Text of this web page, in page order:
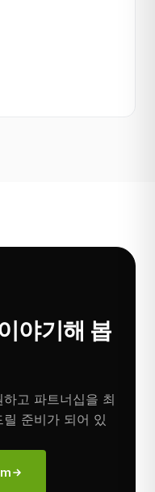
야기해 봅
고 파트너십을 최
준비가 되어 있